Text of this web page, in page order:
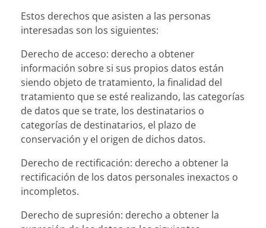
Estos derechos que asisten a las personas
interesadas son los siguientes:
Derecho de acceso: derecho a obtener
información sobre si sus propios datos están
siendo objeto de tratamiento, la finalidad del
tratamiento que se esté realizando, las categorías
de datos que se trate, los destinatarios o
categorías de destinatarios, el plazo de
conservación y el origen de dichos datos.
Derecho de rectificación: derecho a obtener la
rectificación de los datos personales inexactos o
incompletos.
Derecho de supresión: derecho a obtener la